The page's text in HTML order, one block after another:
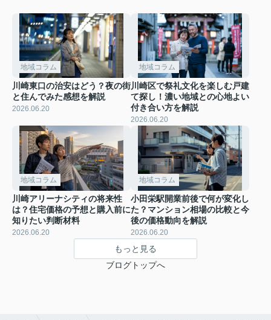
地域コラム
川崎東口の治安はどう？夜の街
と住んでみた感想を解説
2026.06.20
地域コラム
川崎区で祭礼文化を楽しむ戸建
て探し！濃い地域との心地よい
付き合い方を解説
2026.06.20
地域コラム
川崎アリーナシティの将来性
は？住宅価格の予想と購入前に
知りたい判断材料
2026.06.20
地域コラム
小田栄駅開業前後で何が変化し
た？マンション相場の比較と今
後の価格動向を解説
2026.06.20
もっと見る
ブログトップへ